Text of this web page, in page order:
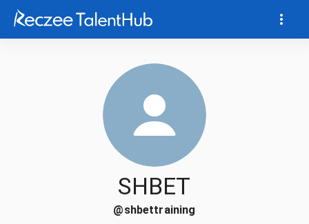
SHBET
@shbettraining